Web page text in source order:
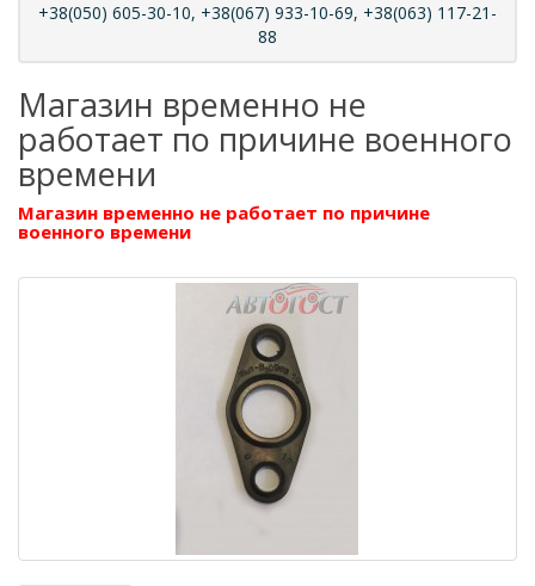
+38(050) 605-30-10, +38(067) 933-10-69, +38(063) 117-21-
88
Магазин временно не
работает по причине военного
времени
Магазин временно не работает по причине
военного времени